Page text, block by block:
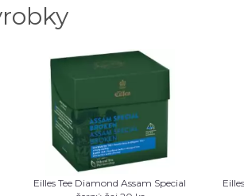
Eilles Tee Diamond Assam Special